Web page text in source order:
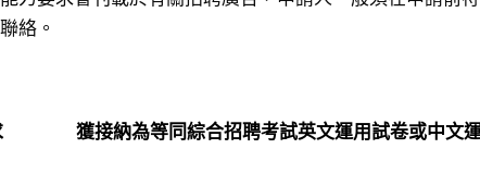
絡。
獲接納為等同綜合招聘考試英文運用試卷或中文